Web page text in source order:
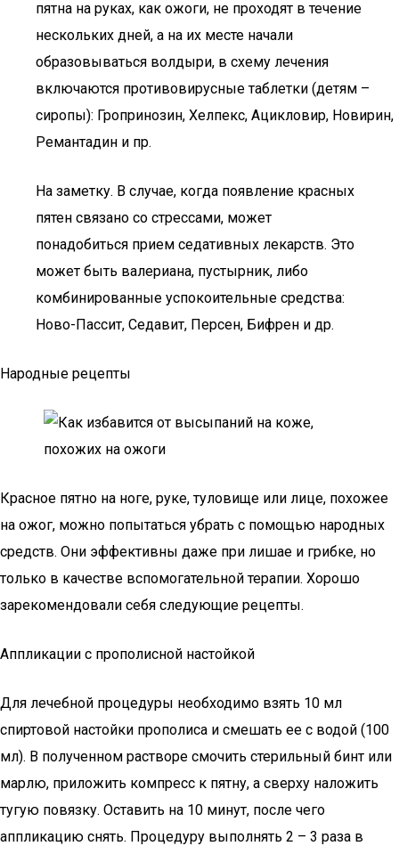
пятна на руках, как ожоги, не проходят в течение
нескольких дней, а на их месте начали
образовываться волдыри, в схему лечения
включаются противовирусные таблетки (детям –
сиропы): Гропринозин, Хелпекс, Ацикловир, Новирин,
Ремантадин и пр.
На заметку. В случае, когда появление красных
пятен связано со стрессами, может
понадобиться прием седативных лекарств. Это
может быть валериана, пустырник, либо
комбинированные успокоительные средства:
Ново-Пассит, Седавит, Персен, Бифрен и др.
Народные рецепты
Красное пятно на ноге, руке, туловище или лице, похожее
на ожог, можно попытаться убрать с помощью народных
средств. Они эффективны даже при лишае и грибке, но
только в качестве вспомогательной терапии. Хорошо
зарекомендовали себя следующие рецепты.
Аппликации с прополисной настойкой
Для лечебной процедуры необходимо взять 10 мл
спиртовой настойки прополиса и смешать ее с водой (100
мл). В полученном растворе смочить стерильный бинт или
марлю, приложить компресс к пятну, а сверху наложить
тугую повязку. Оставить на 10 минут, после чего
аппликацию снять. Процедуру выполнять 2 – 3 раза в